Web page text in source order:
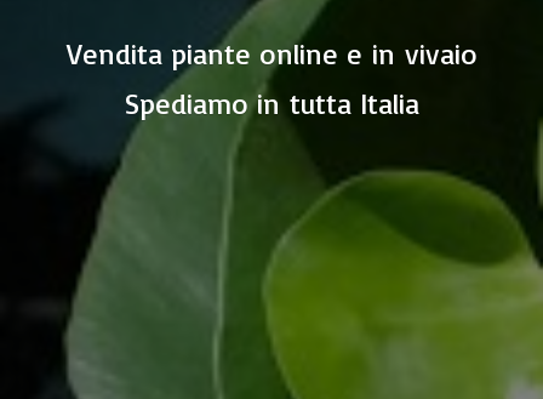
Vendita piante online e in vivaio
Spediamo in tutta Italia